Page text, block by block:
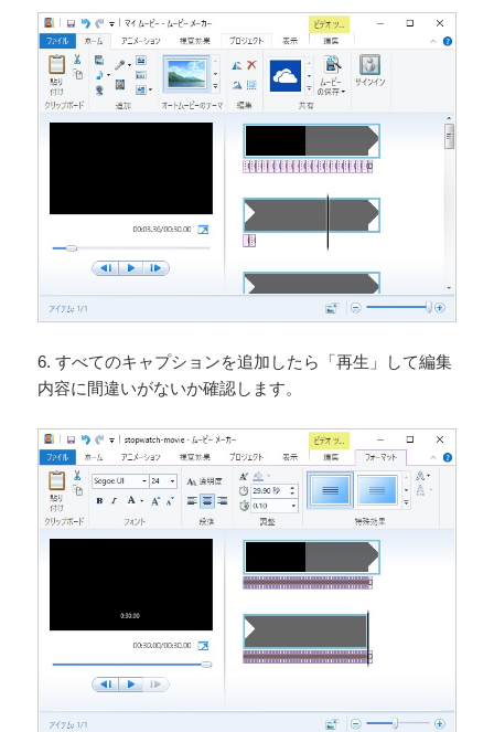
6. すべてのキャプションを追加したら「再生」して編集
内容に間違いがないか確認します。